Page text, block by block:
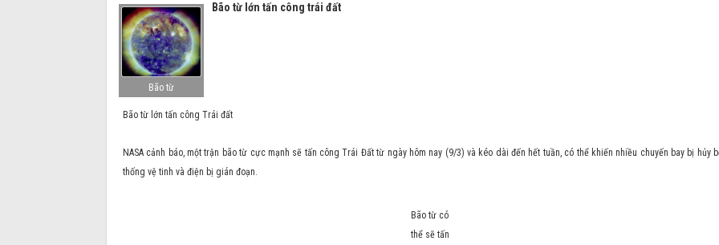
Bão từ
Bão từ lớn tấn công trái đất
Bão từ lớn tấn công Trái đất
NASA cảnh báo, một trận bão từ cực mạnh sẽ tấn công Trái Đất từ ngày hôm nay (9/3) và kéo dài đến hết tuần, có thể khiến nhiều chuyến bay bị hủy
thống vệ tinh và điện bị gián đoạn.
Bão từ có
thể sẽ tấn